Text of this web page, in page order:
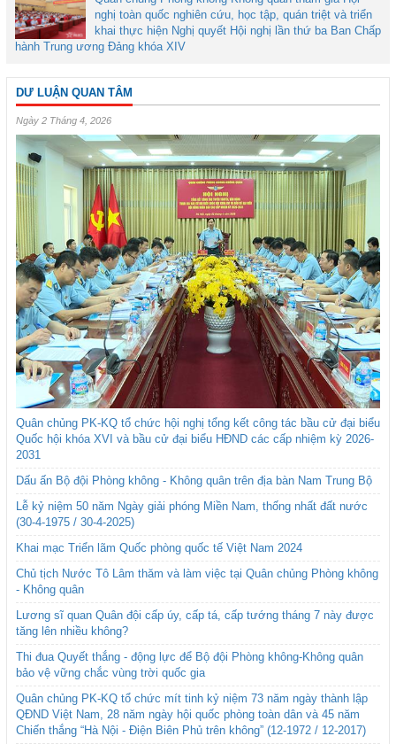
nghị toàn quốc nghiên cứu, học tập, quán triệt và triển
khai thực hiện Nghị quyết Hội nghị lần thứ ba Ban Chấp
hành Trung ương Đảng khóa XIV
DƯ LUẬN QUAN TÂM
Ngày 2 Tháng 4, 2026
Quân chủng PK-KQ tổ chức hội nghị tổng kết công tác bầu cử đại biểu
Quốc hội khóa XVI và bầu cử đại biểu HĐND các cấp nhiệm kỳ 2026-
2031
Dấu ấn Bộ đội Phòng không - Không quân trên địa bàn Nam Trung Bộ
Lễ kỷ niệm 50 năm Ngày giải phóng Miền Nam, thống nhất đất nước
(30-4-1975 / 30-4-2025)
Khai mạc Triển lãm Quốc phòng quốc tế Việt Nam 2024
Chủ tịch Nước Tô Lâm thăm và làm việc tại Quân chủng Phòng không
- Không quân
Lương sĩ quan Quân đội cấp úy, cấp tá, cấp tướng tháng 7 này được
tăng lên nhiều không?
Thi đua Quyết thắng - động lực để Bộ đội Phòng không-Không quân
bảo vệ vững chắc vùng trời quốc gia
Quân chủng PK-KQ tổ chức mít tinh kỷ niệm 73 năm ngày thành lập
QĐND Việt Nam, 28 năm ngày hội quốc phòng toàn dân và 45 năm
Chiến thắng “Hà Nội - Điện Biên Phủ trên không” (12-1972 / 12-2017)